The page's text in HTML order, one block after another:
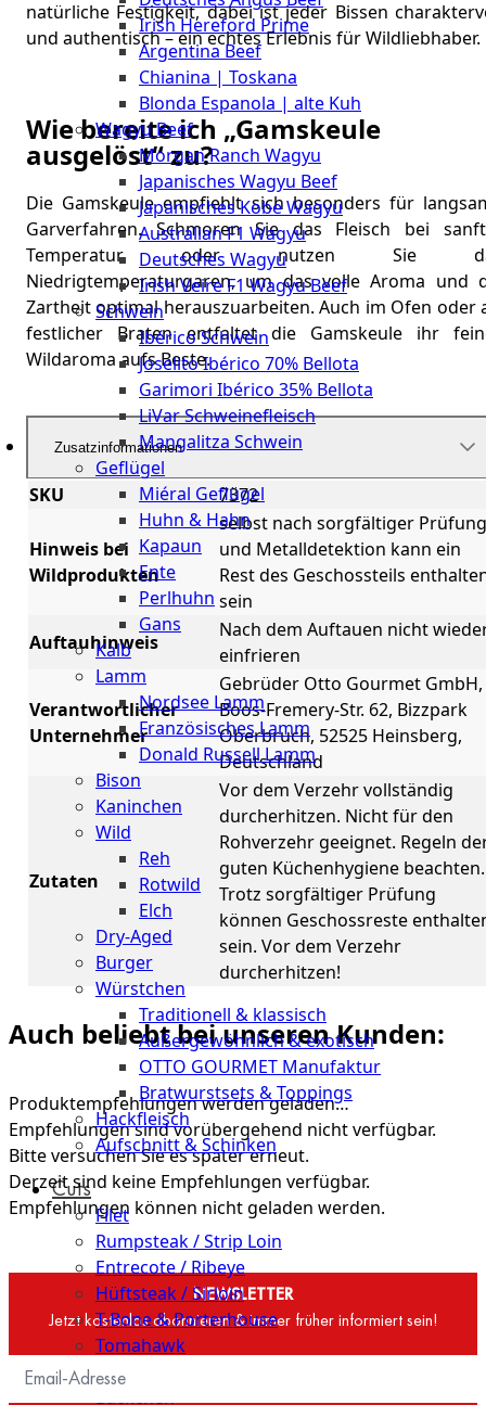
Stuttgart
Irish Hereford Prime
Argentina Beef
Chianina | Toskana
Blonda Espanola | alte Kuh
Wagyu Beef
Morgan Ranch Wagyu
Japanisches Wagyu Beef
Japanisches Kobe Wagyu
Australian F1 Wagyu
Deutsches Wagyu
Irish Veire F1 Wagyu Beef
Schwein
Ibérico Schwein
Joselito Ibérico 70% Bellota
Garimori Ibérico 35% Bellota
LiVar Schweinefleisch
Mangalitza Schwein
Geflügel
Miéral Geflügel
Huhn & Hahn
Kapaun
Ente
Perlhuhn
Gans
Kalb
Lamm
Nordsee Lamm
Französisches Lamm
Donald Russell Lamm
Bison
Kaninchen
Wild
Reh
Rotwild
Elch
Dry-Aged
Burger
Würstchen
Traditionell & klassisch
Außergewöhnlich & exotisch
OTTO GOURMET Manufaktur
Bratwurstsets & Toppings
Hackfleisch
Aufschnitt & Schinken
Cuts
Filet
Rumpsteak / Strip Loin
Entrecote / Ribeye
Hüftsteak / Sirloin
T-Bone & Porterhouse
Tomahawk
Tri Tip - Bürgermeisterstück
Bäckchen
natürliche Festigkeit, dabei ist jeder Bissen
und authentisch – ein echtes Erlebnis für Wildliebhaber.
Wie bereite ich „Gamskeule
ausgelöst“ zu?
Die Gamskeule empfiehlt sich besonders für
Garverfahren. Schmoren Sie das Fleisch bei
Temperatur oder nutzen Sie
Niedrigtemperaturgaren, um das volle Aroma und
Zartheit optimal herauszuarbeiten. Auch im Ofen oder
festlicher Braten entfaltet die Gamskeule ihr
Wildaroma aufs Beste.
Zusatzinformationen
SKU 7372
Hinweis bei
Wildprodukten
selbst nach sorgfältiger Prüfung
und Metalldetektion kann ein
Rest des Geschossteils
sein
Auftauhinweis
Nach dem Auftauen nicht
einfrieren
Verantwortlicher
Unternehmer
Gebrüder Otto Gourmet GmbH,
Boos-Fremery-Str. 62, Bizzpark
Oberbruch, 52525 Heinsberg,
Deutschland
Zutaten
Vor dem Verzehr vollständig
durcherhitzen. Nicht für den
Rohverzehr geeignet. Regeln
guten Küchenhygiene beachten.
Trotz sorgfältiger Prüfung
können Geschossreste
sein. Vor dem Verzehr
durcherhitzen!
Auch beliebt bei unseren Kunden:
Produktempfehlungen werden geladen…
Empfehlungen sind vorübergehend nicht verfügbar.
Bitte versuchen Sie es später erneut.
Derzeit sind keine Empfehlungen verfügbar.
Empfehlungen können nicht geladen werden.
NEWSLETTER
Jetzt kostenlos abonnieren & immer früher informiert sein!